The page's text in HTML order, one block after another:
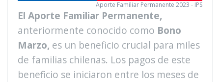
Aporte Familiar Permanente 2023 - IPS
El Aporte Familiar Permanente,
anteriormente conocido como Bono
Marzo, es un beneficio crucial para miles
de familias chilenas. Los pagos de este
beneficio se iniciaron entre los meses de